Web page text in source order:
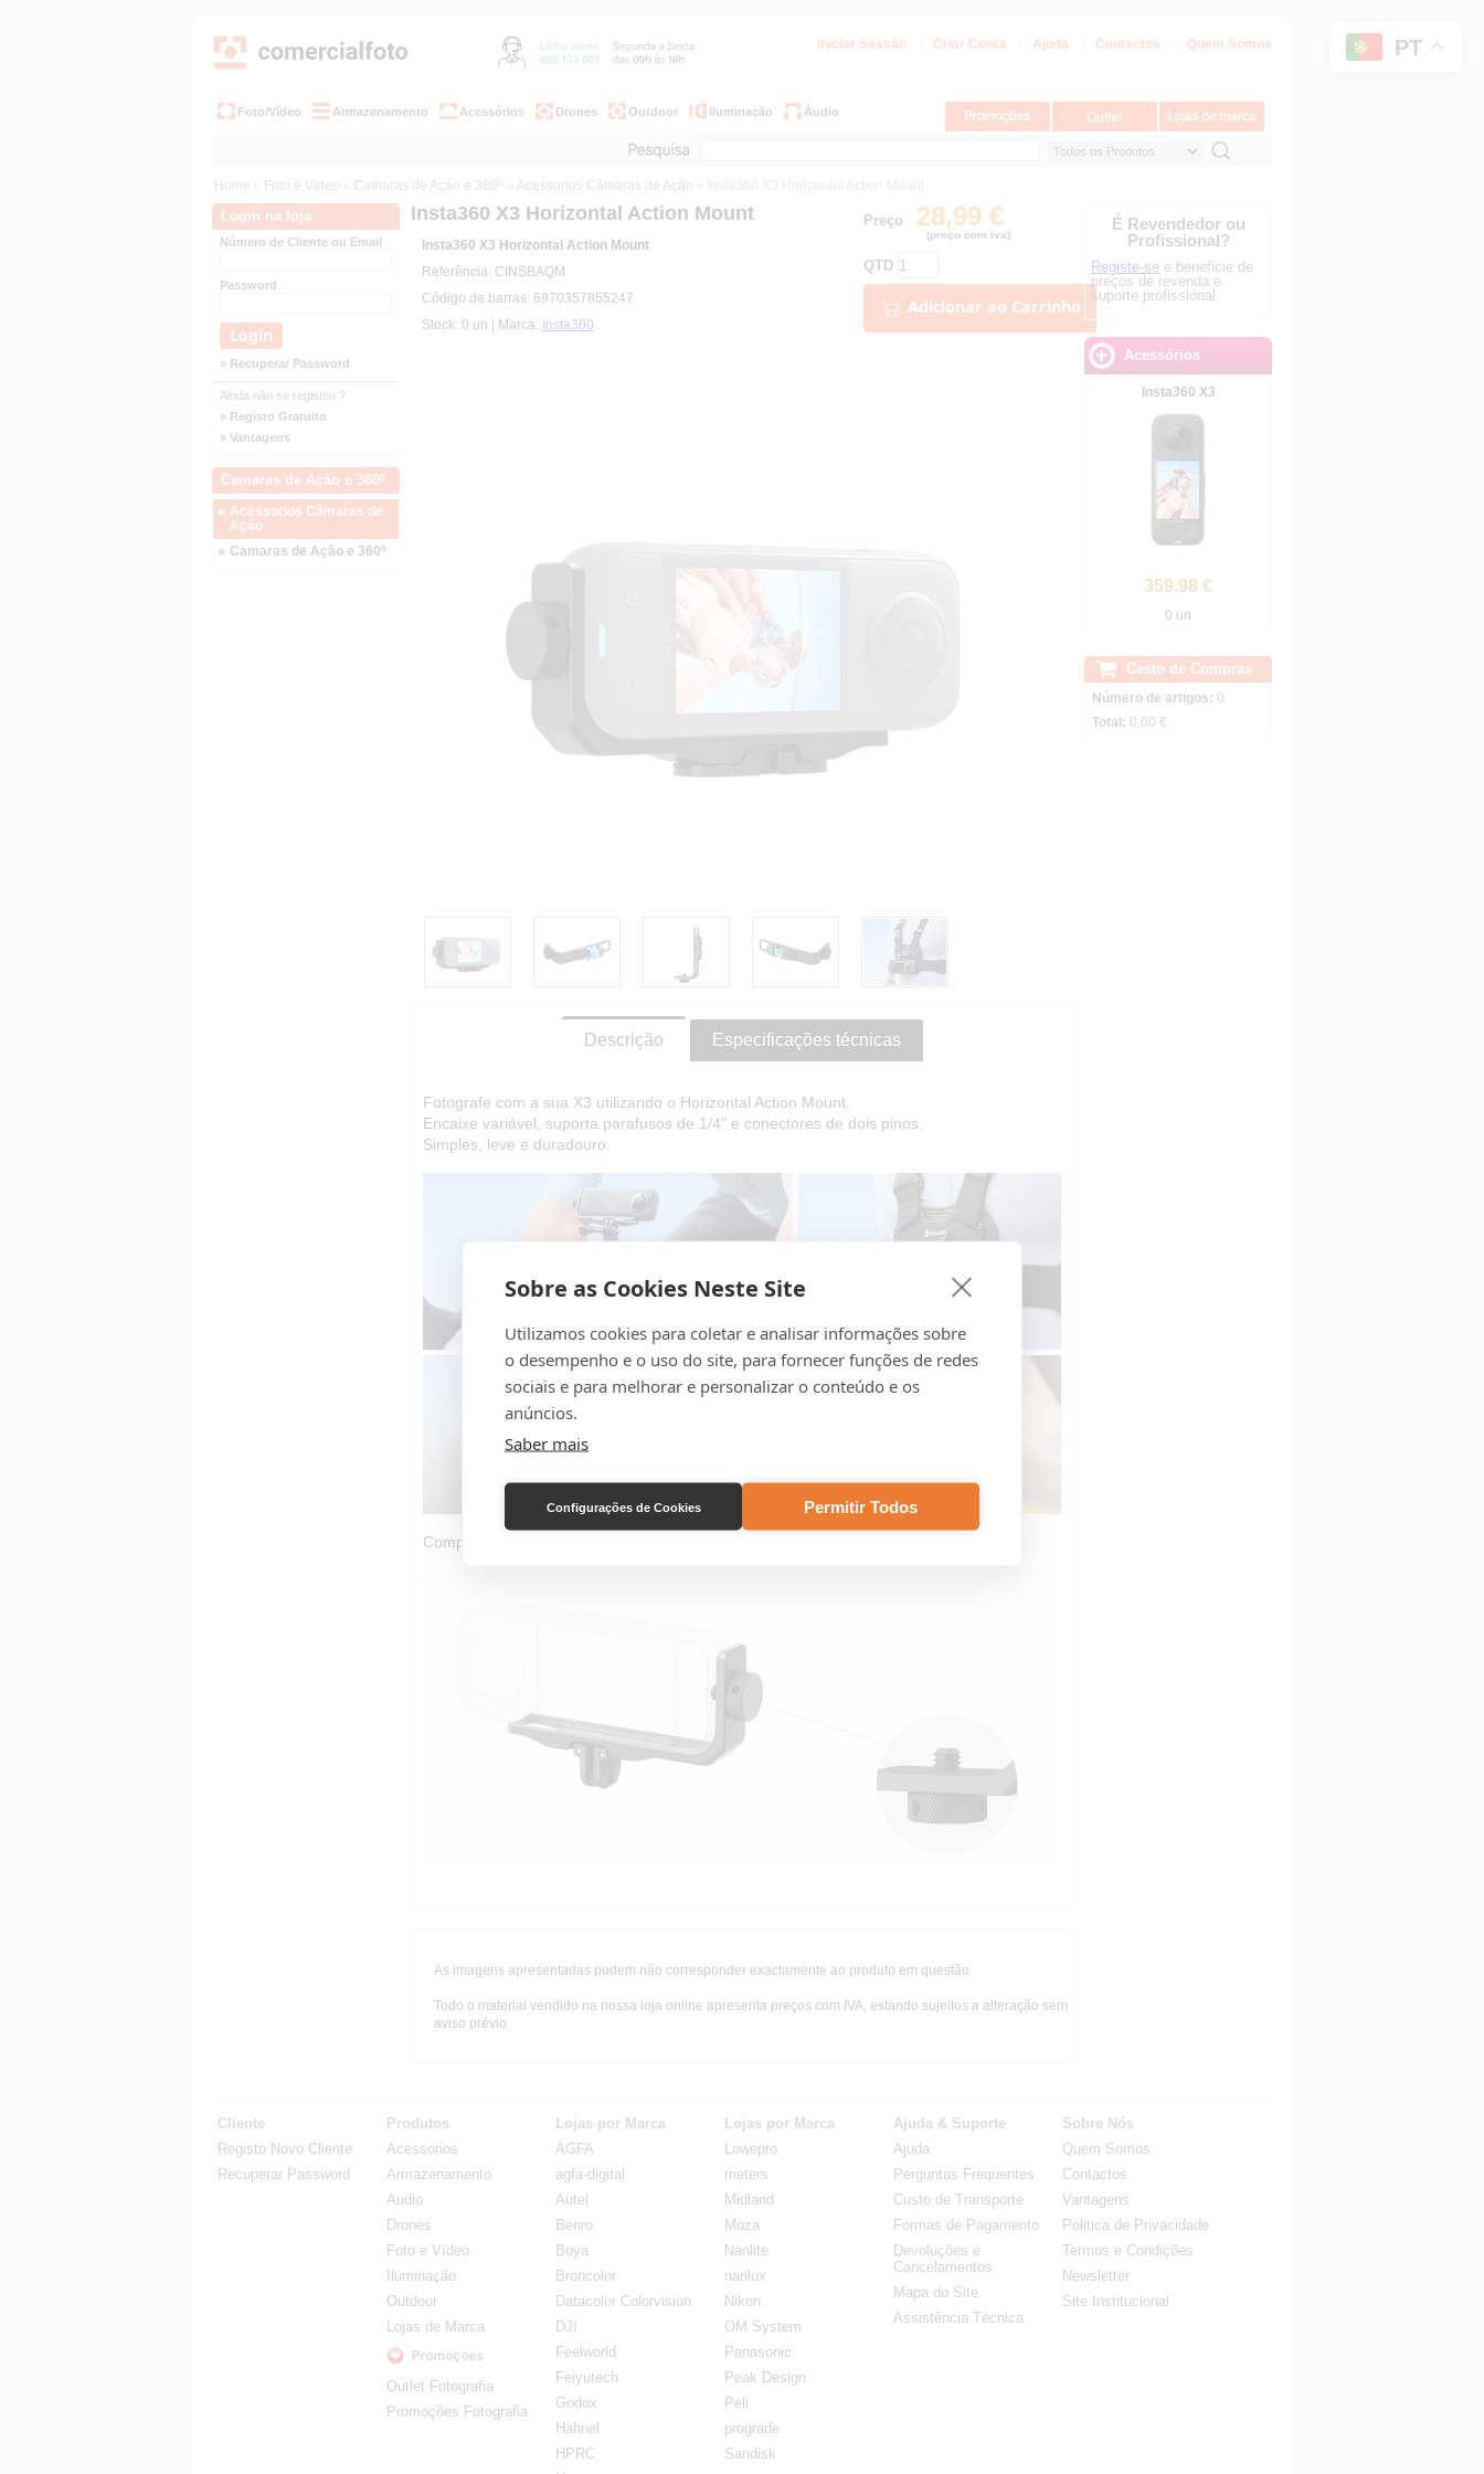
Sobre as Cookies Neste Site
Utilizamos cookies para coletar e analisar informações sobre
o desempenho e o uso do site, para fornecer funções de redes
sociais e para melhorar e personalizar o conteúdo e os
anúncios.
Saber mais
Configurações de Cookies Permitir Todos
PT
Iniciar Sessão Criar Conta Ajuda Contactos Quem Somos
Foto/Vídeo Armazenamento Acessórios Drones Outdoor Iluminação Áudio
Home » Foto e Vídeo » Camaras de Ação e 360º » Acessorios Câmaras de Ação » Insta360 X3 Horizontal Action Mount
Login na loja
Número de Cliente ou Email
Password
» Recuperar Password
Ainda não se registou ?
» Registo Gratuito
» Vantagens
Camaras de Ação e 360º
Acessorios Câmaras de
Ação
Camaras de Ação e 360º
Insta360 X3 Horizontal Action Mount
Insta360 X3 Horizontal Action Mount
Referência: CINSBAQM
Código de barras: 6970357855247
Stock: 0 un | Marca: Insta360
Preço 28,99 €
(preço com iva)
QTD
Adicionar ao Carrinho
Descrição Especificações técnicas
Fotografe com a sua X3 utilizando o Horizontal Action Mount.
Encaixe variável, suporta parafusos de 1/4" e conectores de dois pinos.
Simples, leve e duradouro.
Compativel:
As imagens apresentadas podem não corresponder exactamente ao produto em questão
Todo o material vendido na nossa loja online apresenta preços com IVA, estando sujeitos a alteração sem
aviso prévio
É Revendedor ou
Profissional?
Registe-se e beneficie de
preços de revenda e
suporte profissional.
Acessórios
Insta360 X3
359,98 €
0 un
Cesto de Compras
Número de artigos: 0
Total: 0,00 €
Cliente
Registo Novo Cliente
Recuperar Password
Produtos
Acessorios
Armazenamento
Audio
Drones
Foto e Vídeo
Iluminação
Outdoor
Lojas de Marca
Outlet Fotografia
Promoções Fotografia
Lojas por Marca
AGFA
agfa-digital
Autel
Benro
Boya
Broncolor
Datacolor Colorvision
DJI
Feelworld
Feiyutech
Godox
Hahnel
HPRC
Lojas por Marca
Lowepro
meters
Midland
Moza
Nanlite
nanlux
Nikon
OM System
Panasonic
Peak Design
Peli
prograde
Sandisk
Ajuda & Suporte
Ajuda
Perguntas Frequentes
Custo de Transporte
Formas de Pagamento
Devoluções e
Cancelamentos
Mapa do Site
Assistência Técnica
Sobre Nós
Quem Somos
Contactos
Vantagens
Politica de Privacidade
Termos e Condições
Newsletter
Site Institucional